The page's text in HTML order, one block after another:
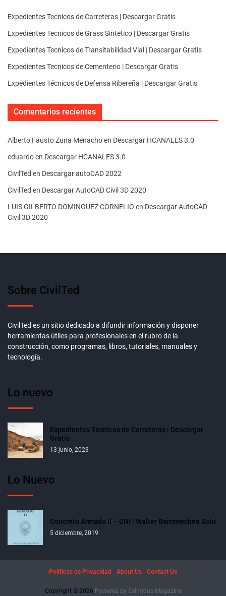
Expedientes Tecnicos de Carreteras | Descargar Gratis
Expedientes Tecnicos de Grass Sintetico | Descargar Gratis
Expedientes Tecnicos de Transitabilidad Vial | Descargar Gratis
Expedientes Tecnicos de Cementerio | Descargar Gratis
Expedientes Técnicos de Defensa Ribereña | Descargar Gratis
Comentarios recientes
Alberto Fausto Zuna Menachoen Descargar HCANALES 3.0
eduardoen Descargar HCANALES 3.0
CivilTed en Descargar autoCAD 2022
CivilTed en Descargar AutoCAD Civil 3D 2020
LUIS GILBERTO DOMINGUEZ CORNELIO en Descargar AutoCAD
Civil 3D 2020
Sobre CivilTed
CivilTed es un sitio dedicado a difundir información y disponer
herramientas útiles para profesionales en el rubro de la
construcción, como programas, libros, tutoriales, manuales y
tecnología.
Lo nuevo
Expedientes Tecnicos de Carreteras | Descargar
Gratis
13 junio, 2023
Lo Nuevo
Concreto Armado II – UNI | Walter Barrenechea Soto
5 diciembre, 2019
Copyright © 2026. Powered by Eximious Magazine
Politicas de Privacidad About Us Contact Us